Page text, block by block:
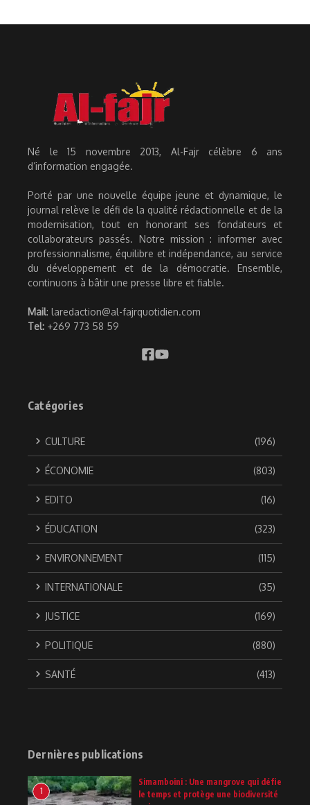
Né le 15 novembre 2013, Al-Fajr célèbre 6 ans
d’information engagée.
Porté par une nouvelle équipe jeune et dynamique, le
journal relève le défi de la qualité rédactionnelle et de la
modernisation, tout en honorant ses fondateurs et
collaborateurs passés. Notre mission : informer avec
professionnalisme, équilibre et indépendance, au service
du développement et de la démocratie. Ensemble,
continuons à bâtir une presse libre et fiable.
Mail: laredaction@al-fajrquotidien.com
Tel: +269 773 58 59
Catégories
CULTURE (196)
ÉCONOMIE (803)
EDITO (16)
ÉDUCATION (323)
ENVIRONNEMENT (115)
INTERNATIONALE (35)
JUSTICE (169)
POLITIQUE (880)
SANTÉ (413)
Dernières publications
1
Simamboini : Une mangrove qui défie
le temps et protège une biodiversité